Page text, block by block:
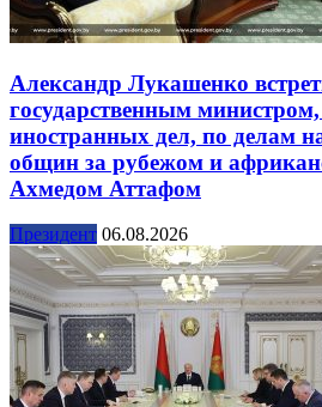
Александр Лукашенко
государственным
иностранных дел, по делам
общин за рубежом и
Ахмедом Аттафом
Президент 06.08.2026